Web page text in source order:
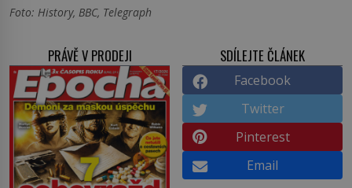
Foto: History, BBC, Telegraph
PRÁVĚ V PRODEJI SDÍLEJTE ČLÁNEK
Facebook
Twitter
Pinterest
Email